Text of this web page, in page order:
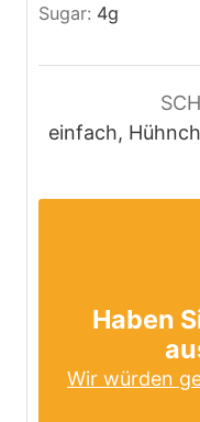
Sugar: 4g
einfach,
Haben
Wir würden